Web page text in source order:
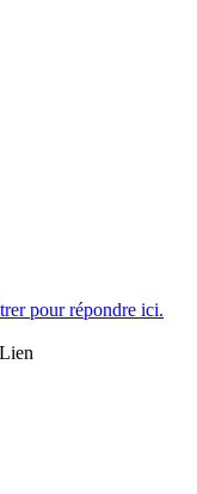
pour répondre ici.
Lien